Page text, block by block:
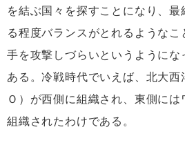
を結ぶ国々を探すことになり、
る程度バランスがとれるようなこ
手を攻撃しづらいというようにな
ある。冷戦時代でいえば、北大西
Ｏ）が西側に組織され、東側に
組織されたわけである。